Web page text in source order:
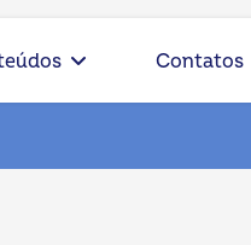
Contatos